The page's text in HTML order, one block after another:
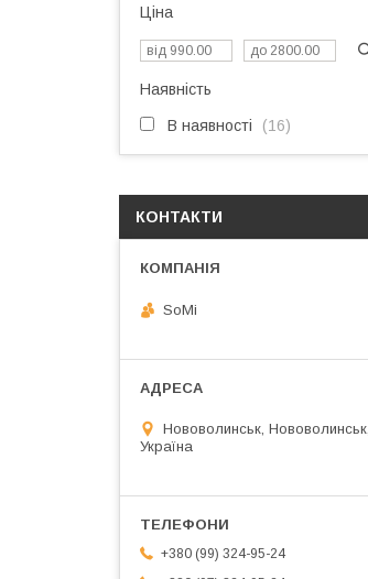
Ціна
Наявність
В наявності 16
КОНТАКТИ
SoMi
Нововолинськ, Нововолинськ,
Україна
+380 (99) 324-95-24